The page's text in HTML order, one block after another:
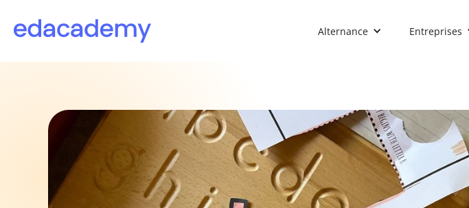
Alternance Entreprises